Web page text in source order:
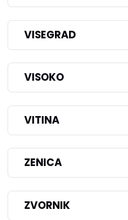
VISEGRAD
VISOKO
VITINA
ZENICA
ZVORNIK